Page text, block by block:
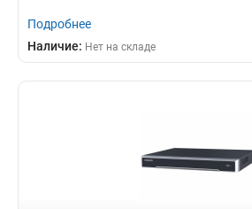
Подробнее
Наличие: Нет на складе